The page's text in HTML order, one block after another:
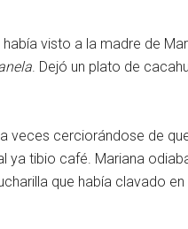
había visto a la madre de
. Dejó un plato de
veces cerciorándose de
ya tibio café. Mariana
que había clavado